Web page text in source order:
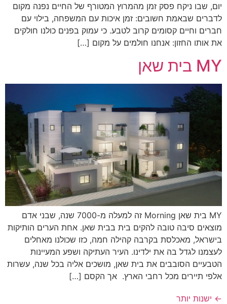
יום, שבו ניקח פסק זמן מהמרוץ המטורף של החיים נפנה מקום
לדברים שבאמת חשובים: זמן איכות עם המשפחה, בילוי עם
חברים וחיים קסומים קרוב לטבע. כי עמוק בפנים כולנו חולקים
את אותו החזון: אנחנו חולמים על מקום […]
MY בית שאן
MY בית שאן Morning זה ‬למעלה ‬מ-‬7000 ‬שנה, ‬שבני ‬אדם
‬מוצאים ‬סיבה ‬טובה ‬להקים ‬בית ‬בבית ‬שאן.‬ ‬אחת ‬הערים ‬הותיקות
‬בישראל, ‬מאכלסת ‬בקרבה ‬קהילה ‬חמה, ‬כזו ‬שכולנו ‬מאחלים
‬לעצמנו ‬לגדל ‬בה ‬את ‬ילדינו. ‬העיר ‬העתיקה ‬ושפע ‬המעיינות
‬הטבעיים ‬הסובבים ‬את ‬בית ‬שאן, ‬מושכים ‬אליה ‬בכל ‬שנה, ‬עשרות
‬אלפי ‬תיירים ‬מכל ‬רחבי ‬הארץ.‬ ‬‬‬‬‬‬‬‬‬‬‬‬‬‬‬‬‬‬‬‬‬‬‬‬‬‬‬‬‬‬‬‬‬‬‬‬‬‬‬‬‬‬‬‬‬‬‬‬‬‬‬‬ אך ‬הקסם […]
← ישנות יותר